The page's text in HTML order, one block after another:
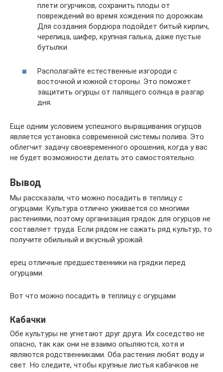
плети огурчиков, сохранить плоды от
повреждений во время хождения по дорожкам.
Для создания бордюра подойдет битый кирпич,
черепица, шифер, крупная галька, даже пустые
бутылки.
Располагайте естественные изгороди с
восточной и южной стороны. Это поможет
защитить огурцы от палящего солнца в разгар
дня.
Еще одним условием успешного выращивания огурцов
является установка современной системы полива. Это
облегчит задачу своевременного орошения, когда у вас
не будет возможности делать это самостоятельно.
Вывод
Мы рассказали, что можно посадить в теплицу с
огурцами. Культура отлично уживается со многими
растениями, поэтому организация грядок для огурцов не
составляет труда. Если рядом не сажать ряд культур, то
получите обильный и вкусный урожай.
ерец отличные предшественники на грядки перед
огурцами.
Вот что можно посадить в теплицу с огурцами
Кабачки
Обе культуры не угнетают друг друга. Их соседство не
опасно, так как они не взаимо опыляются, хотя и
являются родственниками. Оба растения любят воду и
свет. Но следите, чтобы крупные листья кабачков не